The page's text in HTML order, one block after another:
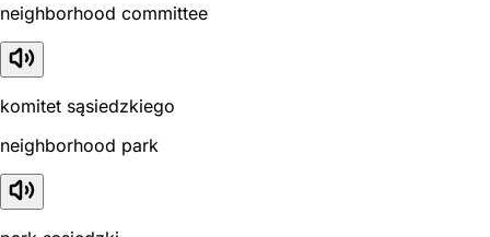
neighborhood committee
komitet sąsiedzkiego
neighborhood park